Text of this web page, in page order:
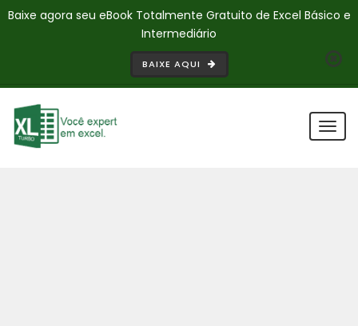
Baixe agora seu eBook Totalmente Gratuito de Excel Básico e
Intermediário
BAIXE AQUI